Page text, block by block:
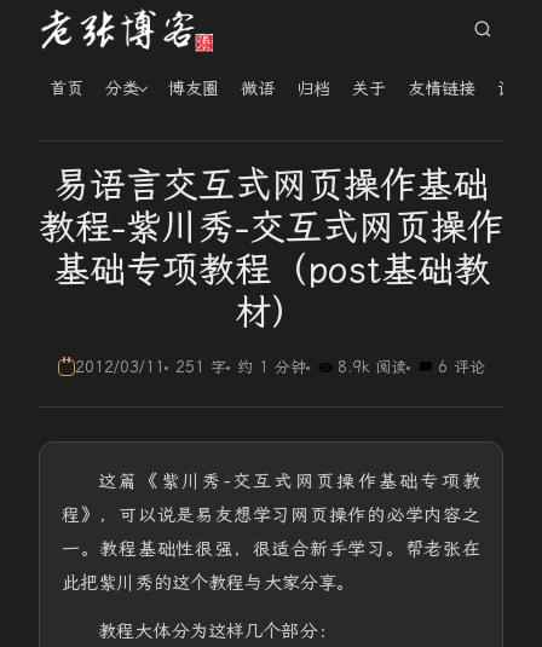
首页 分类 博友圈 微语 归档 关于 友情链接 读者
易语言交互式网页操作基础
教程-紫川秀-交互式网页操作
基础专项教程（post基础教
材）
2012/03/11 251 字 约 1 分钟 8.9k 阅读 6 评论
这篇《紫川秀-交互式网页操作基础专项教
程》，可以说是易友想学习网页操作的必学内容之
一。教程基础性很强，很适合新手学习。帮老张在
此把紫川秀的这个教程与大家分享。
教程大体分为这样几个部分：